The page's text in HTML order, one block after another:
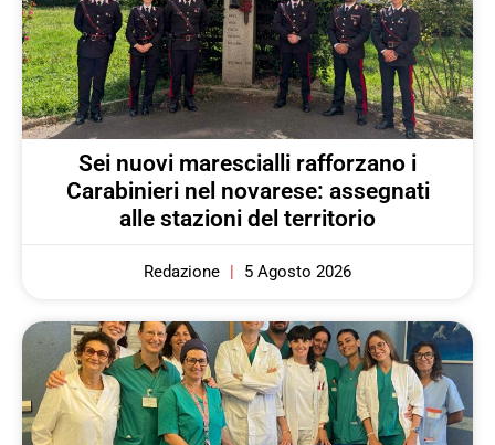
Sei nuovi marescialli rafforzano i
Carabinieri nel novarese: assegnati
alle stazioni del territorio
Redazione 5 Agosto 2026